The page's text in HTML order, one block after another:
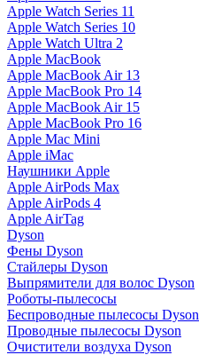
Apple Watch Series 11
Apple Watch Series 10
Apple Watch Ultra 2
Apple MacBook
Apple MacBook Air 13
Apple MacBook Pro 14
Apple MacBook Air 15
Apple MacBook Pro 16
Apple Mac Mini
Apple iMac
Наушники Apple
Apple AirPods Max
Apple AirPods 4
Apple AirTag
Dyson
Фены Dyson
Стайлеры Dyson
Выпрямители для волос Dyson
Роботы-пылесосы
Беспроводные пылесосы Dyson
Проводные пылесосы Dyson
Очистители воздуха Dyson